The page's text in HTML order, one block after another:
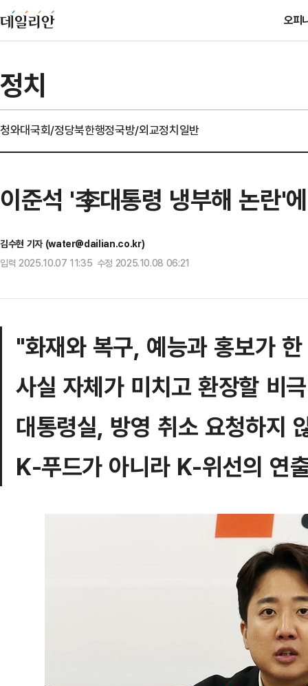
오피
정치
청와대국회/정당북한행정국방/외교정치일반
이준석 '李대통령 냉부해 논란'
김수현 기자 (water@dailian.co.kr)
입력 2025.10.07 11:35 수정 2025.10.08 06:21
"화재와 복구, 예능과 홍보가
사실 자체가 미치고 환장할 비극
대통령실, 방영 취소 요청하지
K-푸드가 아니라 K-위선의 연